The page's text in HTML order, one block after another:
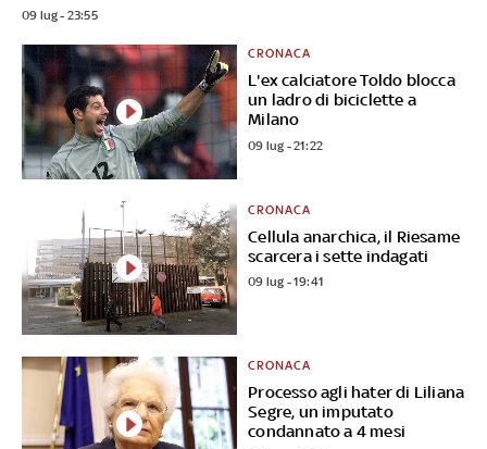
09 lug - 23:55
L'ex calciatore Toldo blocca
un ladro di biciclette a
Milano
CRONACA
09 lug - 21:22
Cellula anarchica, il Riesame
scarcera i sette indagati
CRONACA
09 lug - 19:41
Processo agli hater di Liliana
Segre, un imputato
condannato a 4 mesi
CRONACA